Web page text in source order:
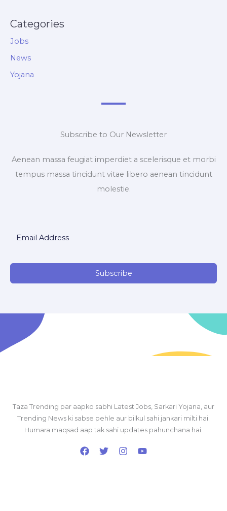
Categories
Jobs
News
Yojana
Subscribe to Our Newsletter
Aenean massa feugiat imperdiet a scelerisque et morbi
tempus massa tincidunt vitae libero aenean tincidunt
molestie.
Subscribe
Taza Trending par aapko sabhi Latest Jobs, Sarkari Yojana, aur
Trending News ki sabse pehle aur bilkul sahi jankari milti hai.
Humara maqsad aap tak sahi updates pahunchana hai.